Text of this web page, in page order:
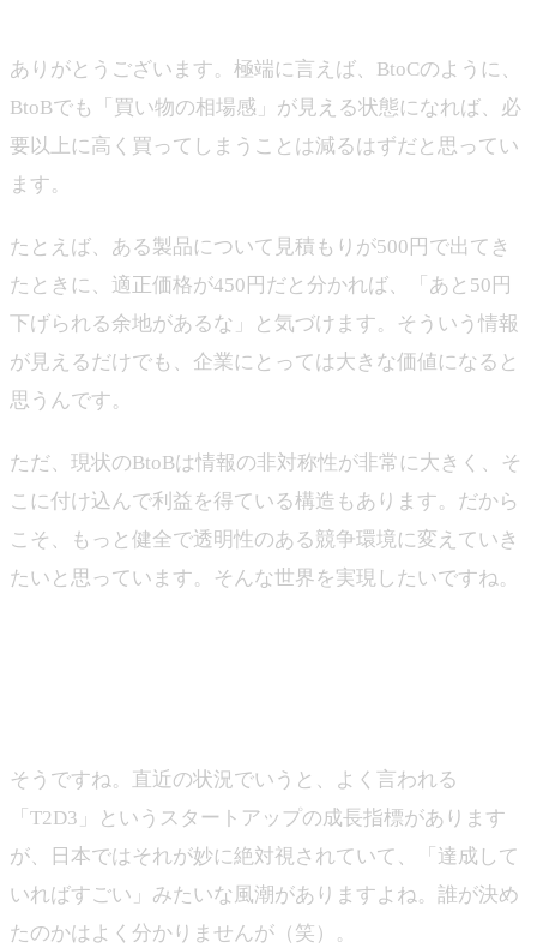
ありがとうございます。極端に言えば、BtoCのように、
BtoBでも「買い物の相場感」が見える状態になれば、必
要以上に高く買ってしまうことは減るはずだと思ってい
ます。
たとえば、ある製品について見積もりが500円で出てき
たときに、適正価格が450円だと分かれば、「あと50円
下げられる余地があるな」と気づけます。そういう情報
が見えるだけでも、企業にとっては大きな価値になると
思うんです。
ただ、現状のBtoBは情報の非対称性が非常に大きく、そ
こに付け込んで利益を得ている構造もあります。だから
こそ、もっと健全で透明性のある競争環境に変えていき
たいと思っています。そんな世界を実現したいですね。
そうですね。直近の状況でいうと、よく言われる
「T2D3」というスタートアップの成長指標があります
が、日本ではそれが妙に絶対視されていて、「達成して
いればすごい」みたいな風潮がありますよね。誰が決め
たのかはよく分かりませんが（笑）。